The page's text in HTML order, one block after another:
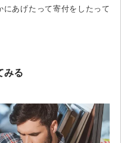
あげたって寄付をしたって
みる